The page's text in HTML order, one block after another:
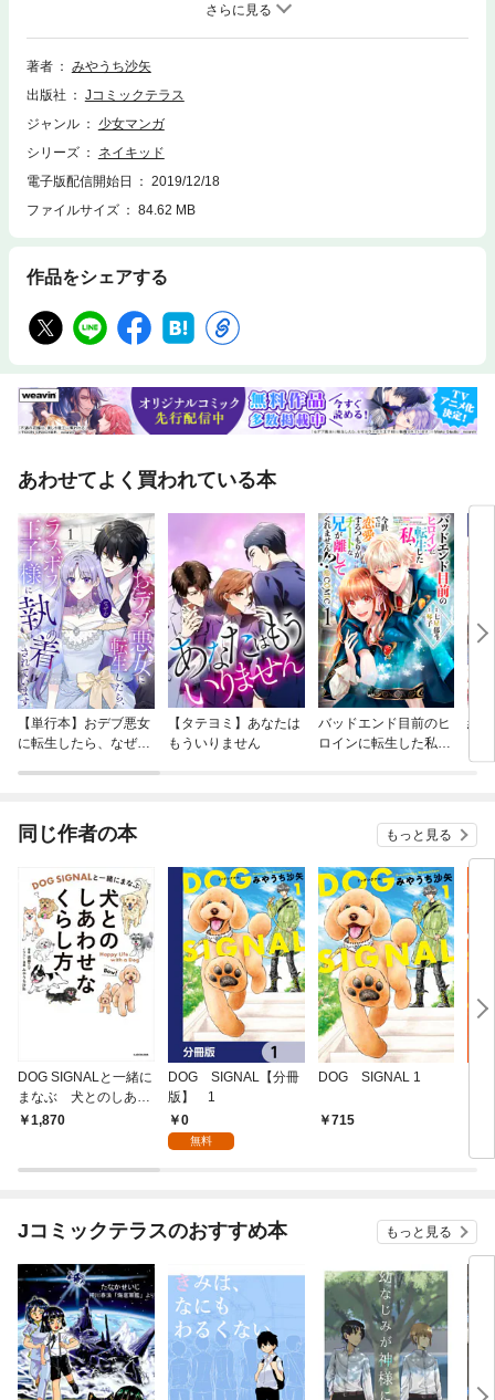
著者
みやうち沙矢
出版社
Jコミックテラス
ジャンル
少女マンガ
シリーズ
ネイキッド
電子版配信開始日
2019/12/18
ファイルサイズ
84.62 MB
作品をシェアする
あわせてよく買われている本
【単行本】おデブ悪女
に転生したら、なぜか
【タテヨミ】あなたは
もういりません
バッドエンド目前のヒ
ロインに転生した私、
結
同じ作者の本 もっと見る
DOG SIGNALと一緒に
まなぶ 犬とのしあわ
せなくらし方
1,870
DOG SIGNAL【分冊
版】 1
0
無料
DOG SIGNAL 1
715
Jコミックテラスのおすすめ本 もっと見る